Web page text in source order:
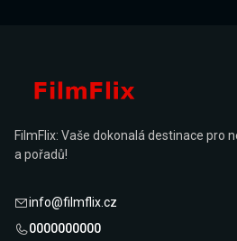
FilmFlix: Vaše dokonalá destinace pro
a pořadů!
info@filmflix.cz
0000000000